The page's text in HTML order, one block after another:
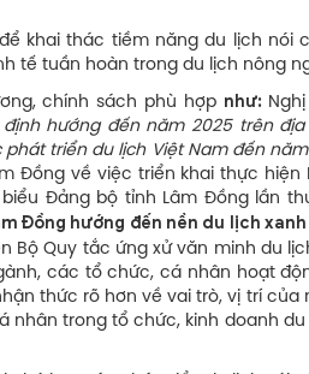
khai thác tiềm năng du lịch nói
tế tuần hoàn trong du lịch nông
chính sách phù hợp như:
hướng đến năm 2025 trên
phát triển du lịch Việt Nam đến
Đồng về việc triển khai thực hiện
Đảng bộ tỉnh Lâm Đồng lần
Đồng hướng đến nền du lịch
Bộ Quy tắc ứng xử văn minh du
các tổ chức, cá nhân hoạt
thức rõ hơn về vai trò, vị trí của
trong tổ chức, kinh doanh